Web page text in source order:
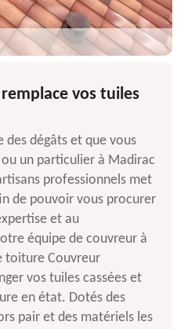
vos tuiles
des dégâts et que vous
un particulier à Madirac
professionnels met
de pouvoir vous procurer
et au
équipe de couvreur à
toiture Couvreur
vos tuiles cassées et
en état. Dotés des
pair et des matériels les